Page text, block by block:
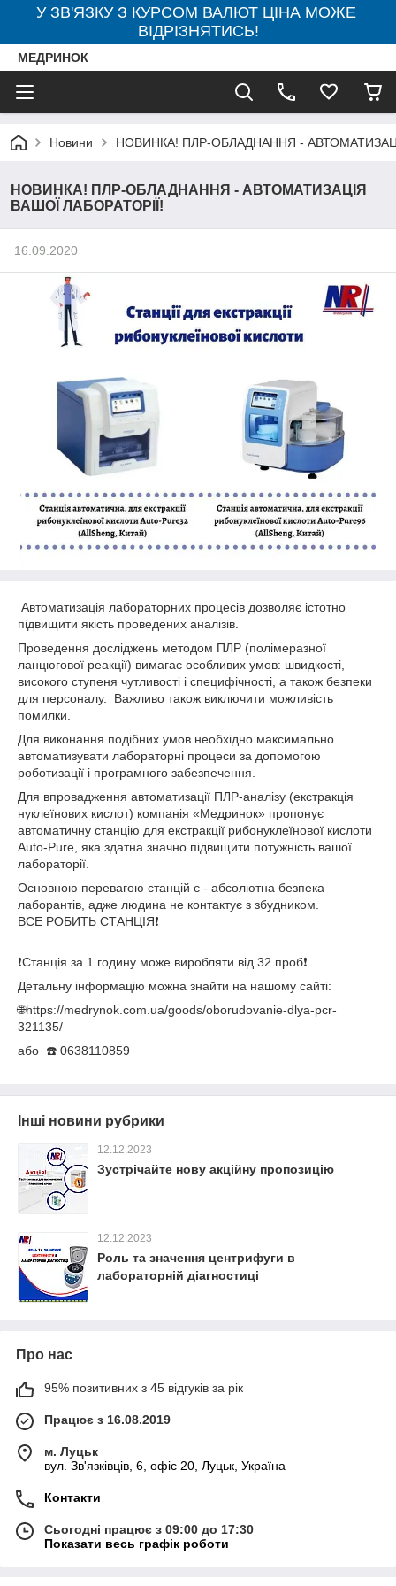
У ЗВ'ЯЗКУ З КУРСОМ ВАЛЮТ ЦІНА МОЖЕ
ВІДРІЗНЯТИСЬ!
МЕДРИНОК
Новини НОВИНКА! ПЛР-ОБЛАДНАННЯ -
НОВИНКА! ПЛР-ОБЛАДНАННЯ - АВТОМАТИЗАЦІЯ
ВАШОЇ ЛАБОРАТОРІЇ!
16.09.2020
Автоматизація лабораторних процесів дозволяє істотно
підвищити якість проведених аналізів.
Проведення досліджень методом ПЛР (полімеразної
ланцюгової реакції) вимагає особливих умов: швидкості,
високого ступеня чутливості і специфічності, а також безпеки
для персоналу. Важливо також виключити можливість
помилки.
Для виконання подібних умов необхідно максимально
автоматизувати лабораторні процеси за допомогою
роботизації і програмного забезпечення.
Для впровадження автоматизації ПЛР-аналізу (екстракція
нуклеїнових кислот) компанія «Медринок» пропонує
автоматичну станцію для екстракції рибонуклеїнової кислоти
Auto-Pure, яка здатна значно підвищити потужність вашої
лабораторії.
Основною перевагою станцій є - абсолютна безпека
лаборантів, адже людина не контактує з збудником.
ВСЕ РОБИТЬ СТАНЦІЯ❗️
❗️Станція за 1 годину може виробляти від 32 проб❗️
Детальну інформацію можна знайти на нашому сайті:
🌐https://medrynok.com.ua/goods/oborudovanie-dlya-pcr-
321135/
або ☎️ 0638110859
Інші новини рубрики
12.12.2023
Зустрічайте нову акційну пропозицію
12.12.2023
Роль та значення центрифуги в
лабораторній діагностиці
Про нас
95% позитивних з 45 відгуків за рік
Працює з 16.08.2019
м. Луцьк
вул. Зв'язківців, 6, офіс 20, Луцьк, Україна
Контакти
Сьогодні працює з 09:00 до 17:30
Показати весь графік роботи